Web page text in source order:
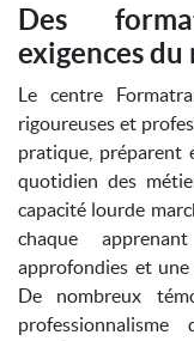
Des
exigences du
Le centre
rigoureuses et
pratique, préparent
quotidien des
capacité lourde
chaque
approfondies et une
De nombreux